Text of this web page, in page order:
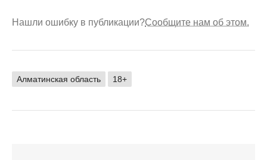
Нашли ошибку в публикации?Сообщите нам об этом.
Алматинская область 18+